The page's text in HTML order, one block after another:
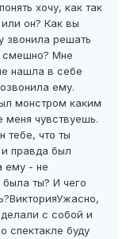
хочу, как так
он? Как вы
звонила решать
смешно? Мне
нашла в себе
ему.
монстром каким
чувствуешь.
тебе, что ты
правда был
ему - не
ты? И чего
ВикторияУжасно,
с собой и
спектакле буду